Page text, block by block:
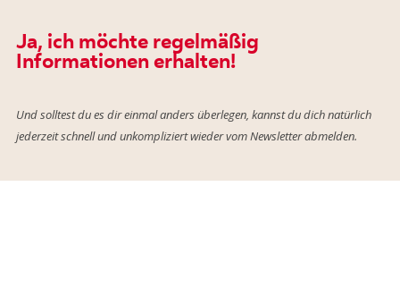
Ja, ich möchte regelmäßig
Informationen erhalten!
Und solltest du es dir einmal anders überlegen, kannst du dich natürlich
jederzeit schnell und unkompliziert wieder vom Newsletter abmelden.